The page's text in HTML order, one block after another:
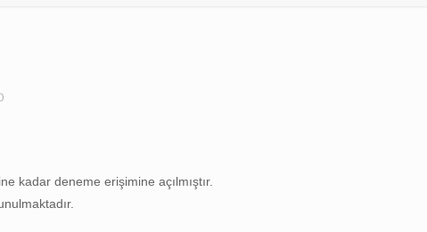
kadar deneme erişimineaçılmıştır.